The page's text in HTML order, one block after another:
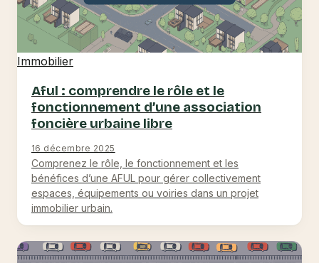
Immobilier
Aful : comprendre le rôle et le
fonctionnement d’une association
foncière urbaine libre
16 décembre 2025
Comprenez le rôle, le fonctionnement et les
bénéfices d’une AFUL pour gérer collectivement
espaces, équipements ou voiries dans un projet
immobilier urbain.